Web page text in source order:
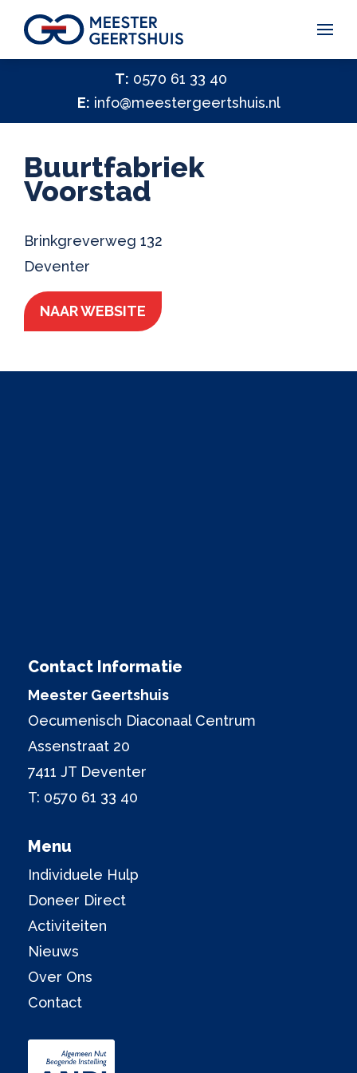
Vakantiegeld Samen Delen 2026
Hulp nodig?
Help ons helpen
Contact
T: 0570 61 33 40
E: info@meestergeertshuis.nl
Buurtfabriek
Voorstad
Brinkgreverweg 132
Deventer
NAAR WEBSITE
Contact Informatie
Meester Geertshuis
Oecumenisch Diaconaal Centrum
Assenstraat 20
7411 JT Deventer
T: 0570 61 33 40
Menu
Individuele Hulp
Doneer Direct
Activiteiten
Nieuws
Over Ons
Contact